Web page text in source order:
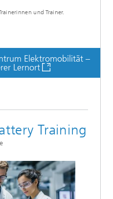
und Trainer.
Elektromobilität –
Lernort
Training